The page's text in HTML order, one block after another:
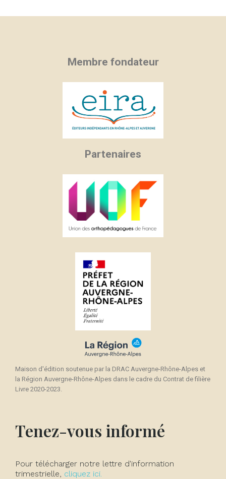
Membre fondateur
Partenaires
Maison d'édition soutenue par la DRAC Auvergne-Rhône-Alpes et
la Région Auvergne-Rhône-Alpes dans le cadre du Contrat de filière
Livre 2020-2023.
Tenez-vous informé
Pour télécharger notre lettre d'information
trimestrielle, cliquez ici.